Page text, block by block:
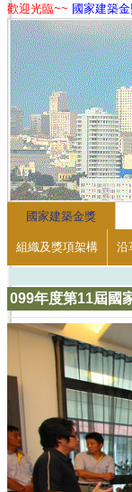
歡迎光臨~~ 國家建築
1
2
3
4
國家建築金獎
組織及獎項架構 沿
099年度第11屆國